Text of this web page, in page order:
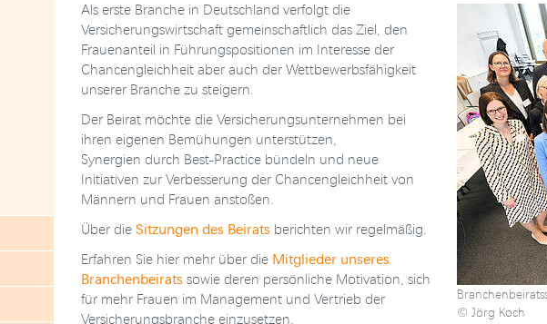
© Jörg Koch
Als erste Branche in Deutschland verfolgt die
Versicherungswirtschaft gemeinschaftlich das Ziel, den
Frauenanteil in Führungspositionen im Interesse der
Chancengleichheit aber auch der Wettbewerbsfähigkeit
unserer Branche zu steigern.
Der Beirat möchte die Versicherungsunternehmen bei
ihren eigenen Bemühungen unterstützen,
Synergien durch Best-Practice bündeln und neue
Initiativen zur Verbesserung der Chancengleichheit von
Männern und Frauen anstoßen.
Über die Sitzungen des Beiratsberichten wir regelmäßig.
Erfahren Sie hier mehr über die Mitglieder unseres
Branchenbeiratssowie deren persönliche Motivation, sich
für mehr Frauen im Management und Vertrieb der
Versicherungsbranche einzusetzen.